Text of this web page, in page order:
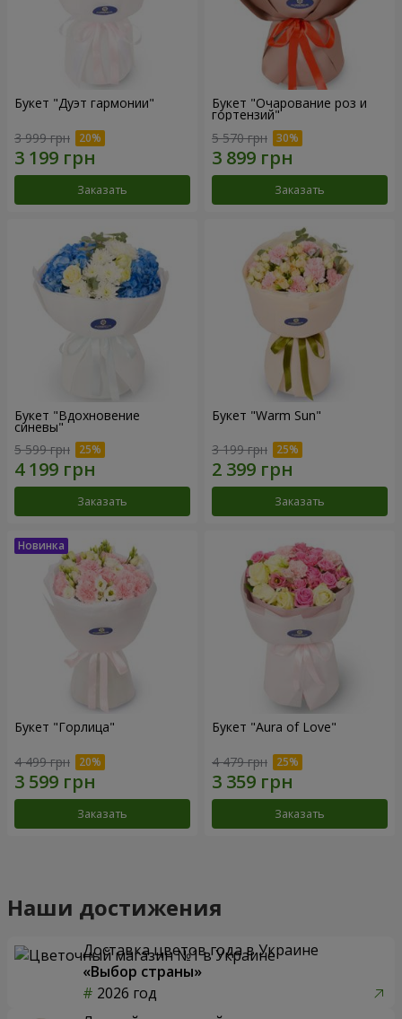
Букет "Дуэт гармонии"
3 999 грн
Заказать
Букет "Очарование роз и
гортензий"
5 570 грн
Заказать
Букет "Вдохновение
синевы"
5 599 грн
Заказать
Букет "Warm Sun"
3 199 грн
Заказать
Букет "Горлица"
4 499 грн
Заказать
Букет "Aura of Love"
4 479 грн
Заказать
Наши достижения
Доставка цветов года в Украине
«Выбор страны»
2026 год